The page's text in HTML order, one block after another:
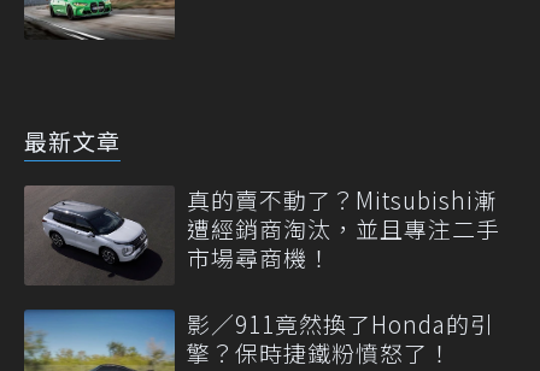
最新文章
真的賣不動了？Mitsubishi漸
遭經銷商淘汰，並且專注二手
市場尋商機！
影／911竟然換了Honda的引
擎？保時捷鐵粉憤怒了！